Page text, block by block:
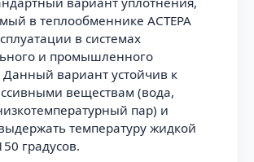
в теплообменнике АСТЕРА
в системах
и промышленного
Данный вариант устойчив к
веществам (вода,
пар) и
температуру жидкой
градусов.